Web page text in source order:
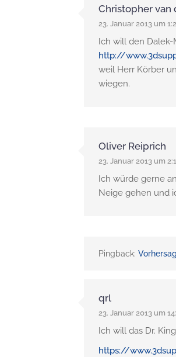
Christopher van
23. Januar 2013 um
Ich will den Dalek-
http://
weil Herr Körber
wiegen.
Oliver Reiprich
23. Januar 2013 um
Ich würde gerne
Neige gehen und
Pingback:
qrl
23. Januar 2013 um
Ich will das Dr.
https://